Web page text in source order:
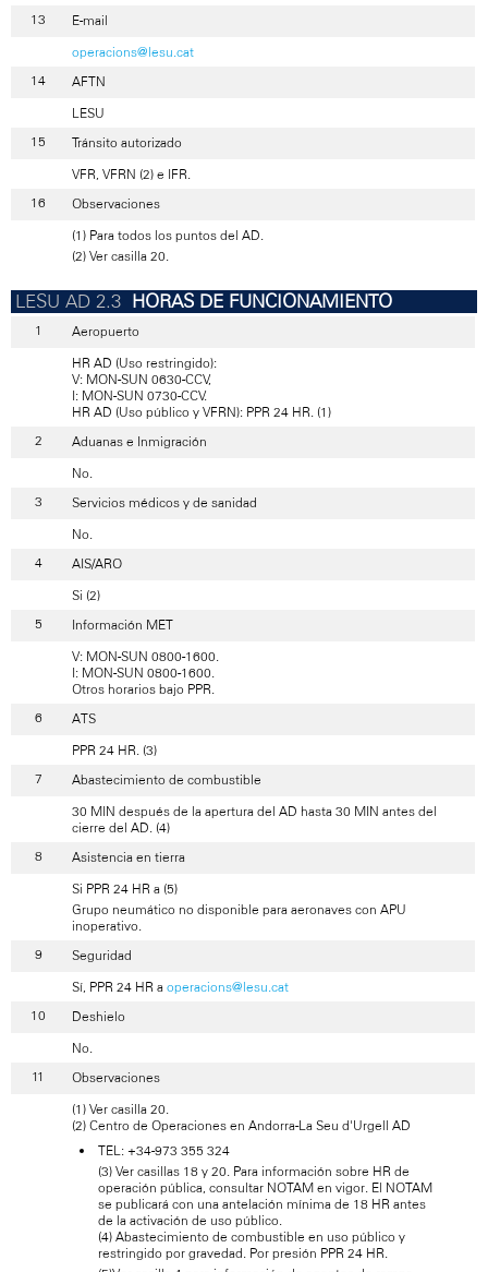
E-mail
operacions@lesu.cat
AFTN
LESU
Tránsito autorizado
VFR, VFRN (2) e IFR.
Observaciones
(1) Para todos los puntos del AD.
(2) Ver casilla 20.
HORAS DE FUNCIONAMIENTO
Aeropuerto
HR AD (Uso restringido):
V: MON-SUN 0630-CCV,
I: MON-SUN 0730-CCV.
HR AD (Uso público y VFRN): PPR 24 HR. (1)
Aduanas e Inmigración
No.
Servicios médicos y de sanidad
No.
AIS/ARO
Si (2)
Información MET
V: MON-SUN 0800-1600.
I: MON-SUN 0800-1600.
Otros horarios bajo PPR.
ATS
PPR 24 HR. (3)
Abastecimiento de combustible
30 MIN después de la apertura del AD hasta 30 MIN antes del
cierre del AD. (4)
Asistencia en tierra
Si PPR 24 HR a (5)
Grupo neumático no disponible para aeronaves con APU
inoperativo.
Seguridad
Sí, PPR 24 HR a operacions@lesu.cat
Deshielo
No.
Observaciones
(1) Ver casilla 20.
(2) Centro de Operaciones en Andorra-La Seu d'Urgell AD
TEL: +34-973 355 324
(3) Ver casillas 18 y 20. Para información sobre HR de
operación pública, consultar NOTAM en vigor. El NOTAM
se publicará con una antelación mínima de 18 HR antes
de la activación de uso público.
(4) Abastecimiento de combustible en uso público y
restringido por gravedad. Por presión PPR 24 HR.